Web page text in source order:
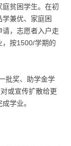
贫困学生。在初
兼优、家庭困
，志愿者入户走
，按1500/学期的
批奖、助学金学
或宣传扩散给更
学业。